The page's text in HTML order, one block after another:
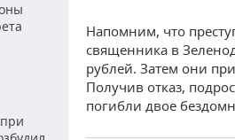
Напомним, что
священника в
рублей. Затем они
Получив отказ,
погибли двое